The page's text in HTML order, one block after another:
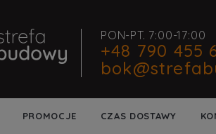
PON-PT. 7:00-17:00
+48 790 455
PROMOCJE CZAS DOSTAWY